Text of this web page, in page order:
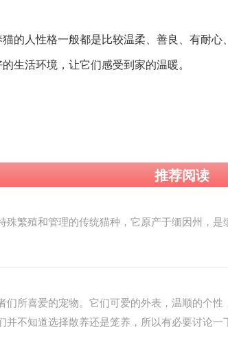
的人性格一般都是比较温柔、善良、有耐
生活环境，让它们感受到家的温暖。
推荐阅读
殊繁殖和管理的传统猫种，它原产于缅因州，是
们所喜爱的宠物。它们可爱的外表，温顺的个
并不知道选择散养还是笼养，所以有必要讨论一